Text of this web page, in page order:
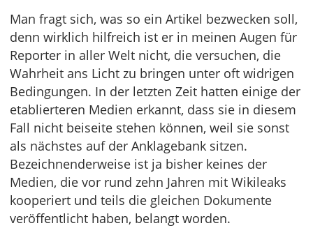
Man fragt sich, was so ein Artikel bezwecken soll,
denn wirklich hilfreich ist er in meinen Augen für
Reporter in aller Welt nicht, die versuchen, die
Wahrheit ans Licht zu bringen unter oft widrigen
Bedingungen. In der letzten Zeit hatten einige der
etablierteren Medien erkannt, dass sie in diesem
Fall nicht beiseite stehen können, weil sie sonst
als nächstes auf der Anklagebank sitzen.
Bezeichnenderweise ist ja bisher keines der
Medien, die vor rund zehn Jahren mit Wikileaks
kooperiert und teils die gleichen Dokumente
veröffentlicht haben, belangt worden.